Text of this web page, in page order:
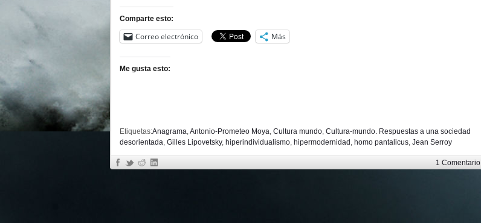
Comparte esto:
Correo electrónico Más
Me gusta esto:
Etiquetas:Anagrama,Antonio-Prometeo Moya, Cultura mundo, Cultura-mundo. Respuestas a una sociedad
desorientada, Gilles Lipovetsky, hiperindividualismo, hipermodernidad , homo pantalicus, Jean Serroy
1 Comentario